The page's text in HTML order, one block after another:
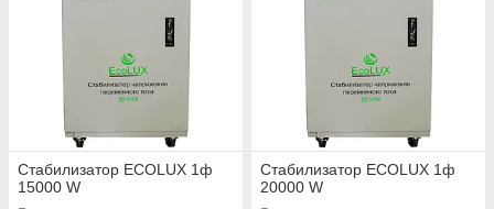
Стабилизатор ECOLUX 1ф
15000 W
Стабилизатор ECOLUX 1ф
20000 W